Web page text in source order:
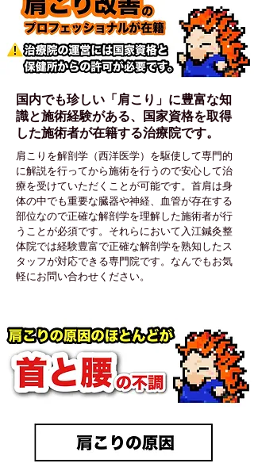
国内でも珍しい「肩こり」に豊富な知
識と施術経験がある、国家資格を取得
した施術者が在籍する治療院です。
肩こりを解剖学（西洋医学）を駆使して専門的
に解説を行ってから施術を行うので安心して​​治
療を受けていただくことが可能です。首肩は身
体の中でも重要な臓器や神経、血管が存在する
部位なので正確な解剖学を理解した施術者が行
うことが必須です。それらにおいて入江鍼灸整
体院では経験豊富で正確な解剖学を熟知したス
タッフが対応できる専門院です。なんでもお気
軽にお問い合わせください。